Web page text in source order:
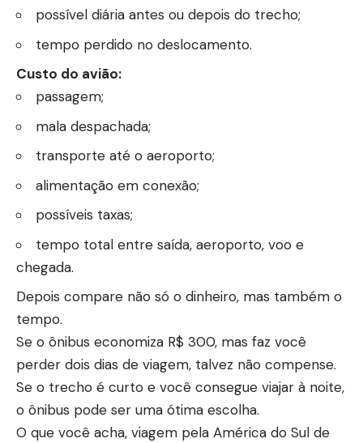
possível diária antes ou depois do trecho;
tempo perdido no deslocamento.
Custo do avião:
passagem;
mala despachada;
transporte até o aeroporto;
alimentação em conexão;
possíveis taxas;
tempo total entre saída, aeroporto, voo e
chegada.
Depois compare não só o dinheiro, mas também o
tempo.
Se o ônibus economiza R$ 300, mas faz você
perder dois dias de viagem, talvez não compense.
Se o trecho é curto e você consegue viajar à noite,
o ônibus pode ser uma ótima escolha.
O que você acha, viagem pela América do Sul de